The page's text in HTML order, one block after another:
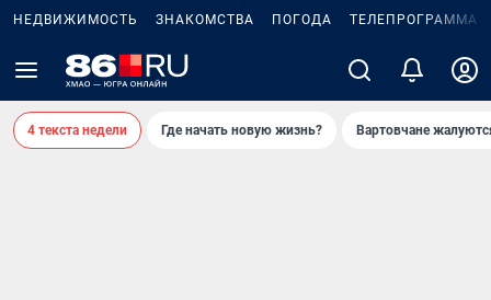
НЕДВИЖИМОСТЬ ЗНАКОМСТВА ПОГОДА ТЕЛЕПРОГРАММА
4 текста недели Где начать новую жизнь? Вартовчане